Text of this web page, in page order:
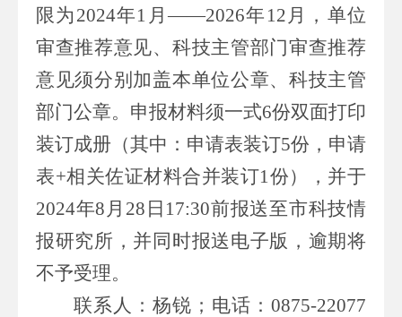
限为 2024年1 月——2026年 12 月，单位
审查推荐意见、科技主管部门审查推荐
意见须分别加盖本单位公章、科技主管
部门公章。申报材料须一式6份双面打印
装订成册（其中：申请表装订5份，申请
表+相关佐证材料合并装订1份），并于
2024年8 月 28 日 17:30前报送至市科技情
报研究所，并同时报送电子版，逾期将
不予受理。
联系人： 杨锐；电话： 0875-22077